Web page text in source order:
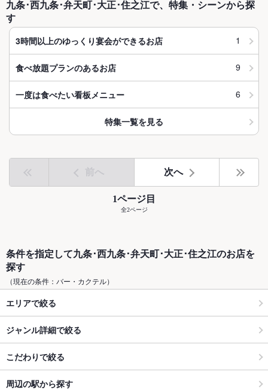
九条･西九条･弁天町･大正･住之江で、特集・シーンから探
す
3時間以上のゆっくり宴会ができるお店 1
食べ放題プランのあるお店 9
一度は食べたい看板メニュー 6
特集一覧を見る
前へ 次へ
1ページ目
全2ページ
条件を指定して九条･西九条･弁天町･大正･住之江のお店を
探す
（現在の条件：バー・カクテル）
エリアで絞る
ジャンル詳細で絞る
こだわりで絞る
周辺の駅から探す